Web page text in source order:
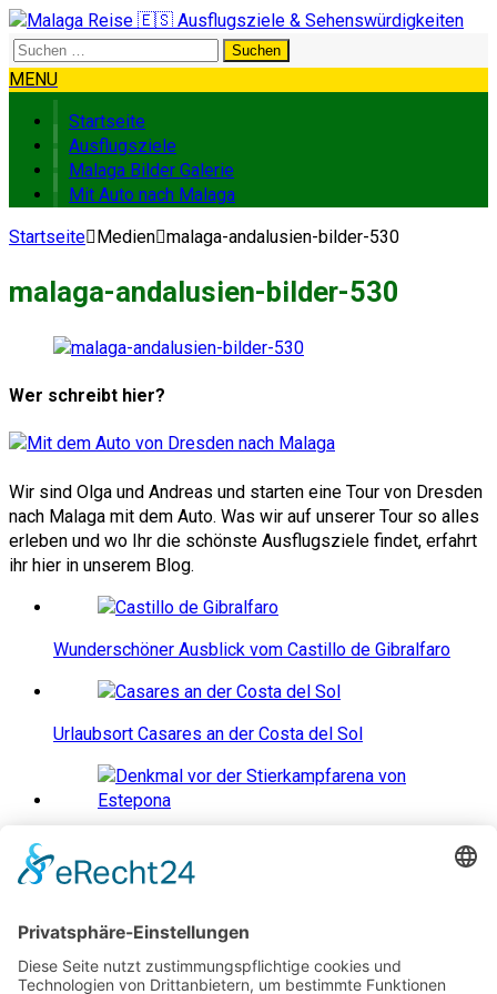
Suchen
nach:
MENU
Startseite
Ausflugsziele
Malaga Bilder Galerie
Mit Auto nach Malaga
Startseite Medien malaga-andalusien-bilder-530
malaga-andalusien-bilder-530
Wer schreibt hier?
Wir sind Olga und Andreas und starten eine Tour von Dresden
nach Malaga mit dem Auto. Was wir auf unserer Tour so alles
erleben und wo Ihr die schönste Ausflugsziele findet, erfahrt
ihr hier in unserem Blog.
Wunderschöner Ausblick vom Castillo de Gibralfaro
Urlaubsort Casares an der Costa del Sol
Kathedrale von Malaga